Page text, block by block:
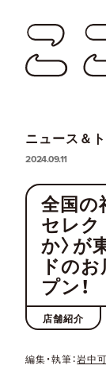
ニュース＆
2024.09.11
全国の
セレク
か〉が
ドの
プン！
店舗紹介
編集・執筆：岩中